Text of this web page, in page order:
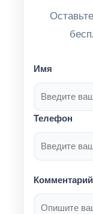
Имя
Телефон
Комментарий